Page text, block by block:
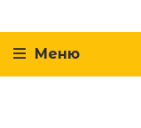
Меню